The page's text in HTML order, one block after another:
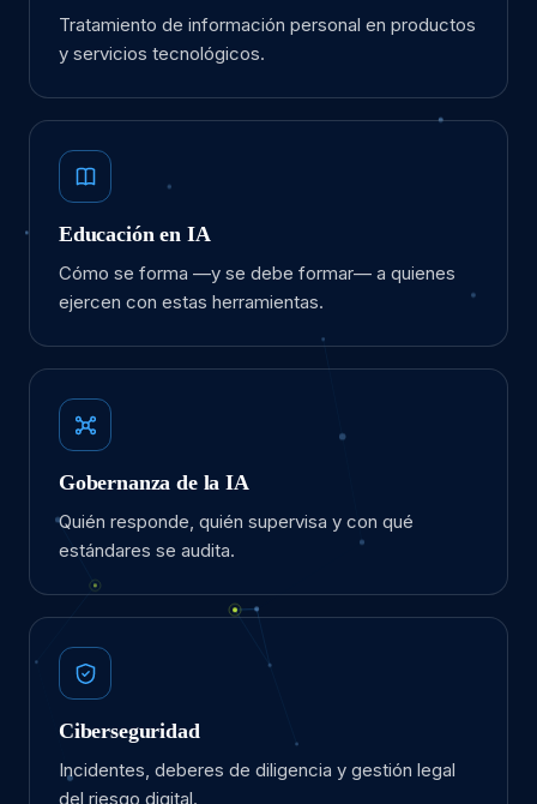
Tratamiento de información personal en productos
y servicios tecnológicos.
Educación en IA
Cómo se forma —y se debe formar— a quienes
ejercen con estas herramientas.
Gobernanza de la IA
Quién responde, quién supervisa y con qué
estándares se audita.
Ciberseguridad
Incidentes, deberes de diligencia y gestión legal
del riesgo digital.